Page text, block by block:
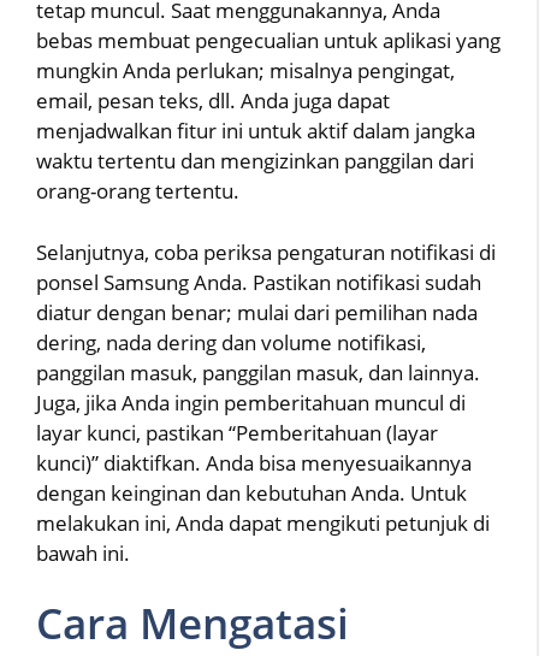
tetap muncul. Saat menggunakannya, Anda
bebas membuat pengecualian untuk aplikasi yang
mungkin Anda perlukan; misalnya pengingat,
email, pesan teks, dll. Anda juga dapat
menjadwalkan fitur ini untuk aktif dalam jangka
waktu tertentu dan mengizinkan panggilan dari
orang-orang tertentu.
Selanjutnya, coba periksa pengaturan notifikasi di
ponsel Samsung Anda. Pastikan notifikasi sudah
diatur dengan benar; mulai dari pemilihan nada
dering, nada dering dan volume notifikasi,
panggilan masuk, panggilan masuk, dan lainnya.
Juga, jika Anda ingin pemberitahuan muncul di
layar kunci, pastikan “Pemberitahuan (layar
kunci)” diaktifkan. Anda bisa menyesuaikannya
dengan keinginan dan kebutuhan Anda. Untuk
melakukan ini, Anda dapat mengikuti petunjuk di
bawah ini.
Cara Mengatasi